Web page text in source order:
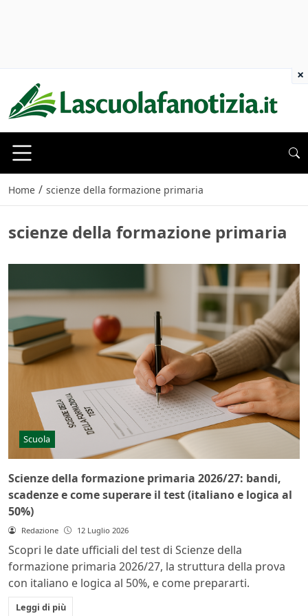
Home / scienze della formazione primaria
scienze della formazione primaria
Scuola
Scienze della formazione primaria 2026/27: bandi,
scadenze e come superare il test (italiano e logica al
50%)
Redazione 12 Luglio 2026
Scopri le date ufficiali del test di Scienze della
formazione primaria 2026/27, la struttura della prova
con italiano e logica al 50%, e come prepararti.
Leggi di più
×